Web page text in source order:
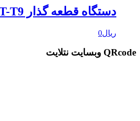
دستگاه قطعه گذار HT-T9
ریال0
QRcode وبسایت نتلایت